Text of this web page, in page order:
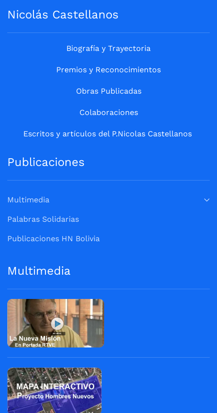
Nicolás Castellanos
Biografía y Trayectoria
Premios y Reconocimientos
Obras Publicadas
Colaboraciones
Escritos y artículos del P.Nicolas Castellanos
Publicaciones
Multimedia
Palabras Solidarias
Publicaciones HN Bolivia
Multimedia